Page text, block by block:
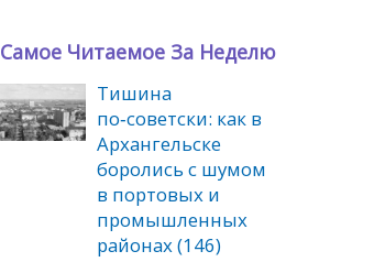
Самое Читаемое За Неделю
Тишина
по‑советски: как в
Архангельске
боролись с шумом
в портовых и
промышленных
районах (146)